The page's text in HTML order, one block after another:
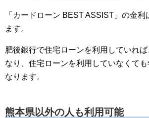
「カードローン BEST ASSIST」の金利
ます。
肥後銀行で住宅ローンを利用していれ
なり、住宅ローンを利用していなくて
なります。
熊本県以外の人も利用可能